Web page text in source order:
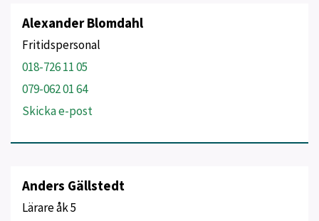
Alexander Blomdahl
Fritidspersonal
018-726 11 05
079-062 01 64
Skicka e-post
Anders Gällstedt
Lärare åk 5